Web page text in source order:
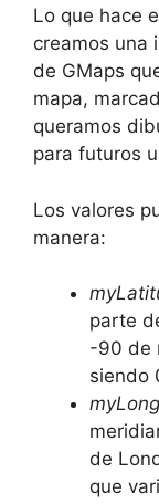
Lo que hace
creamos una
de GMaps
mapa,
queramos
para futuros
Los valores
manera:
parte
-90 de
siendo
de
que